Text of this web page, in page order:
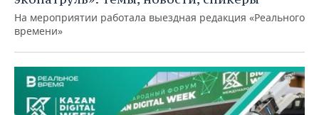
На мероприятии работала выездная редакция «Реального
времени»